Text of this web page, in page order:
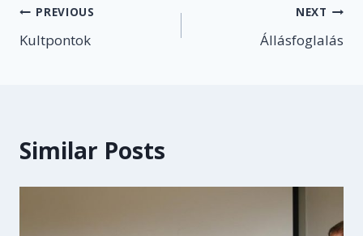
Post
navigation
PREVIOUS
Kultpontok
NEXT
Állásfoglalás
Similar Posts